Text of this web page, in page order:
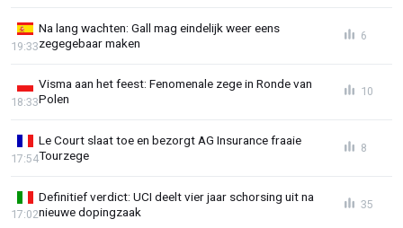
Na lang wachten: Gall mag eindelijk weer eens
zegegebaar maken
19:33
6
Visma aan het feest: Fenomenale zege in Ronde van
Polen
18:33
10
Le Court slaat toe en bezorgt AG Insurance fraaie
Tourzege
17:54
8
Definitief verdict: UCI deelt vier jaar schorsing uit na
nieuwe dopingzaak
17:02
35